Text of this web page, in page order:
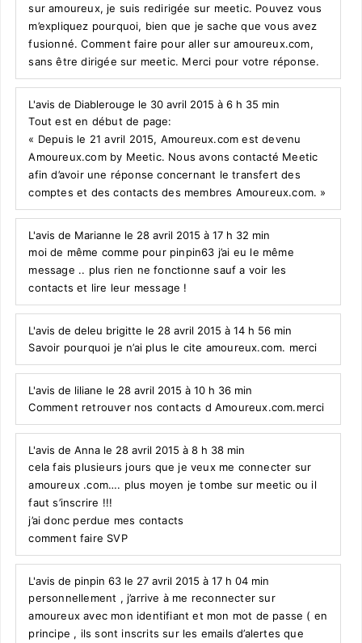
sur amoureux, je suis redirigée sur meetic. Pouvez vous
m’expliquez pourquoi, bien que je sache que vous avez
fusionné. Comment faire pour aller sur amoureux.com,
sans être dirigée sur meetic. Merci pour votre réponse.
L'avis de Diablerouge le 30 avril 2015 à 6 h 35 min
Tout est en début de page:
« Depuis le 21 avril 2015, Amoureux.com est devenu
Amoureux.com by Meetic. Nous avons contacté Meetic
afin d’avoir une réponse concernant le transfert des
comptes et des contacts des membres Amoureux.com. »
L'avis de Marianne le 28 avril 2015 à 17 h 32 min
moi de même comme pour pinpin63 j’ai eu le même
message .. plus rien ne fonctionne sauf a voir les
contacts et lire leur message !
L'avis de deleu brigitte le 28 avril 2015 à 14 h 56 min
Savoir pourquoi je n’ai plus le cite amoureux.com. merci
L'avis de liliane le 28 avril 2015 à 10 h 36 min
Comment retrouver nos contacts d Amoureux.com.merci
L'avis de Anna le 28 avril 2015 à 8 h 38 min
cela fais plusieurs jours que je veux me connecter sur
amoureux .com…. plus moyen je tombe sur meetic ou il
faut s’inscrire !!!
j’ai donc perdue mes contacts
comment faire SVP
L'avis de pinpin 63 le 27 avril 2015 à 17 h 04 min
personnellement , j’arrive à me reconnecter sur
amoureux avec mon identifiant et mon mot de passe ( en
principe , ils sont inscrits sur les emails d’alertes que